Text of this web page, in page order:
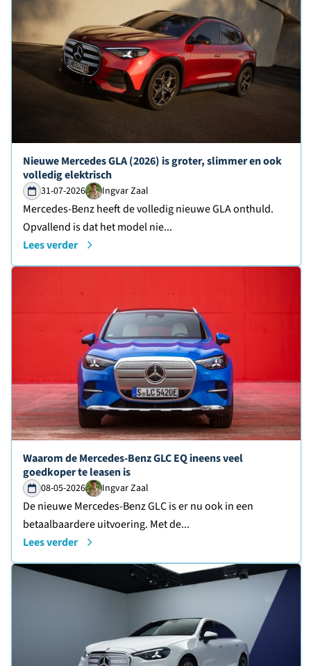
Lees verder over
Nieuwe Mercedes GLA (2026) is groter, slimmer en ook
volledig elektrisch
31-07-2026 Ingvar Zaal
Mercedes-Benz heeft de volledig nieuwe GLA onthuld.
Opvallend is dat het model nie...
Lees verder
Lees verder over
Waarom de Mercedes-Benz GLC EQ ineens veel
goedkoper te leasen is
08-05-2026 Ingvar Zaal
De nieuwe Mercedes-Benz GLC is er nu ook in een
betaalbaardere uitvoering. Met de...
Lees verder